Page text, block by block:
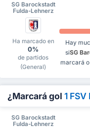
SG Barockstadt
Fulda-Lehnerz
Ha marcado en
0%
de partidos
(General)
Hay
siSG
marcará
¿Marcará gol 1
SG Barockstadt
Fulda-Lehnerz